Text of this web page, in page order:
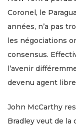
Coronel, le
années, n’a pas
les négociations
consensus.
l’avenir
devenu agent
John McCarthy
Bradley veut de la